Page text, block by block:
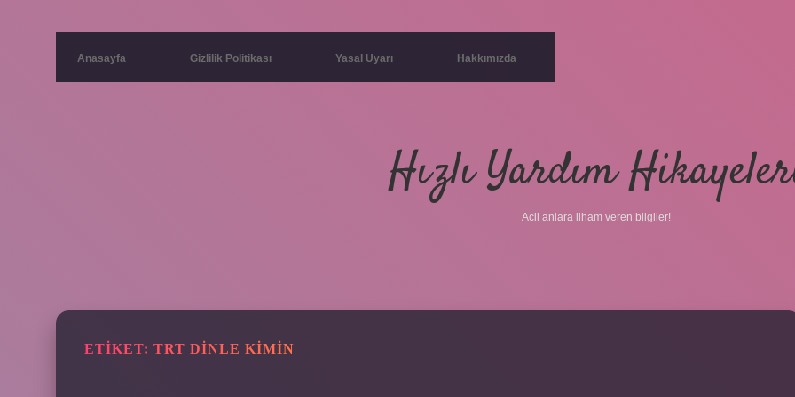
Anasayfa Gizlilik Politikası Yasal Uyarı Hakkımızda
Hızlı Yardım
Acil anlara ilham veren bilgiler!
ETIKET: TRT DINLE KIMIN